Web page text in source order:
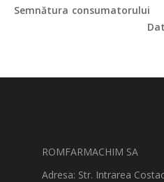
Semnătura
ROMFARMACHIM SA
Adresa: Str. Intrarea